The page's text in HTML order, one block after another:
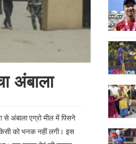
अंबाला
अंबाला एग्रो मील में पिसने
को भनक नहीं लगी। इस